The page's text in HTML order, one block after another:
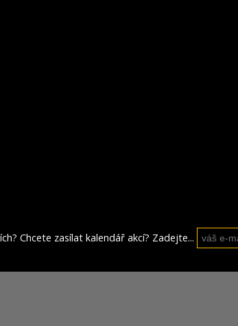
Chcete zasílat kalendář akcí? Zadejte...